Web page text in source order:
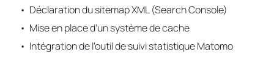
Déclaration du sitemap XML (Search Console)
Mise en place d’un système de cache
Intégration de l'outil de suivi statistique Matomo